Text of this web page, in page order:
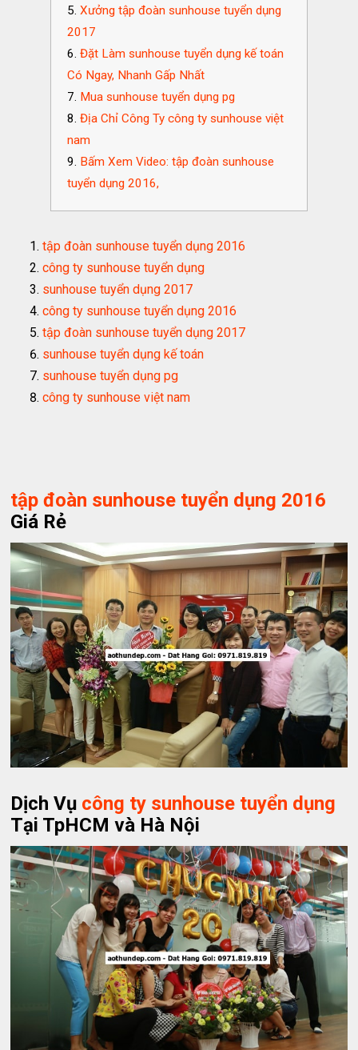
Xưởng tập đoàn sunhouse tuyển dụng
2017
Đặt Làm sunhouse tuyển dụng kế toán
Có Ngay, Nhanh Gấp Nhất
Mua sunhouse tuyển dụng pg
Địa Chỉ Công Ty công ty sunhouse việt
nam
Bấm Xem Video: tập đoàn sunhouse
tuyển dụng 2016,
tập đoàn sunhouse tuyển dụng 2016
công ty sunhouse tuyển dụng
sunhouse tuyển dụng 2017
công ty sunhouse tuyển dụng 2016
tập đoàn sunhouse tuyển dụng 2017
sunhouse tuyển dụng kế toán
sunhouse tuyển dụng pg
công ty sunhouse việt nam
tập đoàn sunhouse tuyển dụng 2016
Giá Rẻ
Dịch Vụ công ty sunhouse tuyển dụng
Tại TpHCM và Hà Nội